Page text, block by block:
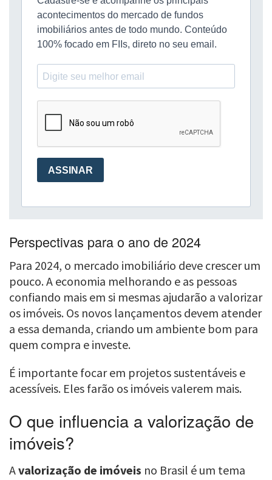
Perspectivas para o ano de 2024
Para 2024, o mercado imobiliário deve crescer um
pouco. A economia melhorando e as pessoas
confiando mais em si mesmas ajudarão a valorizar
os imóveis. Os novos lançamentos devem atender
a essa demanda, criando um ambiente bom para
quem compra e investe.
É importante focar em projetos sustentáveis e
acessíveis. Eles farão os imóveis valerem mais.
O que influencia a valorização de
imóveis?
Avalorização de imóveis no Brasil é um tema